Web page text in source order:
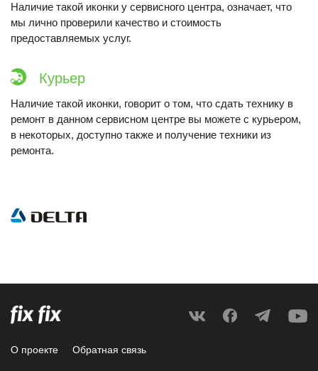
Наличие такой иконки у сервисного центра, означает, что
мы лично проверили качество и стоимость
предоставляемых услуг.
Курьер
Наличие такой иконки, говорит о том, что сдать технику в
ремонт в данном сервисном центре вы можете с курьером,
в некоторых, доступно также и получение техники из
ремонта.
О проекте Обратная связь